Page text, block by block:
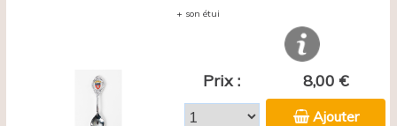
+ son étui
Prix : 8,00 €
Ajouter